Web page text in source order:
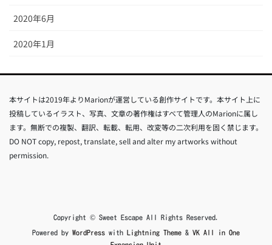
2020年6月
2020年1月
本サイトは2019年よりMarionが運営している創作サイトです。本サイト上に
投稿しているイラスト、写真、文章の著作権はすべて管理人のMarionに属し
ます。無断での複製、翻訳、転載、転用、改変等の二次利用を固く禁じます。
DO NOT copy, repost, translate, sell and alter my artworks without
permission.
Copyright © Sweet Escape All Rights Reserved.
Powered by WordPress with Lightning Theme & VK All in One